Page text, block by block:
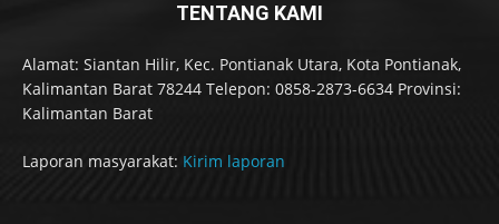
TENTANG KAMI
Alamat: Siantan Hilir, Kec. Pontianak Utara, Kota Pontianak,
Kalimantan Barat 78244 Telepon: 0858-2873-6634 Provinsi:
Kalimantan Barat
Laporan masyarakat: Kirim laporan